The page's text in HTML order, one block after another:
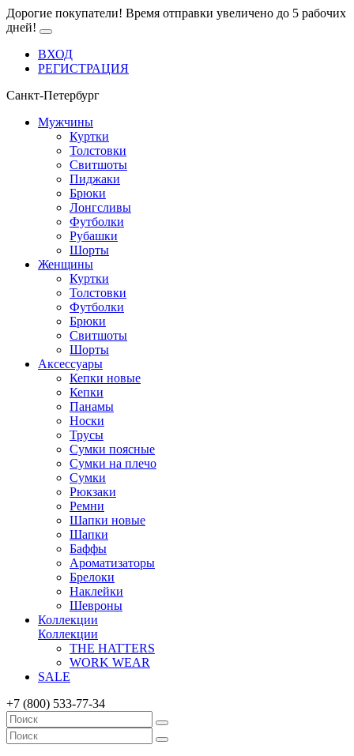
Дорогие покупатели! Время отправки увеличено до 5 рабочих
дней!
ВХОД
РЕГИСТРАЦИЯ
Санкт-Петербург
Мужчины
Куртки
Толстовки
Свитшоты
Пиджаки
Брюки
Лонгсливы
Футболки
Рубашки
Шорты
Женщины
Куртки
Толстовки
Футболки
Брюки
Свитшоты
Шорты
Аксессуары
Кепки новые
Кепки
Панамы
Носки
Трусы
Сумки поясные
Сумки на плечо
Сумки
Рюкзаки
Ремни
Шапки новые
Шапки
Баффы
Ароматизаторы
Брелоки
Наклейки
Шевроны
Коллекции
Коллекции
THE HATTERS
WORK WEAR
SALE
+7 (800) 533-77-34